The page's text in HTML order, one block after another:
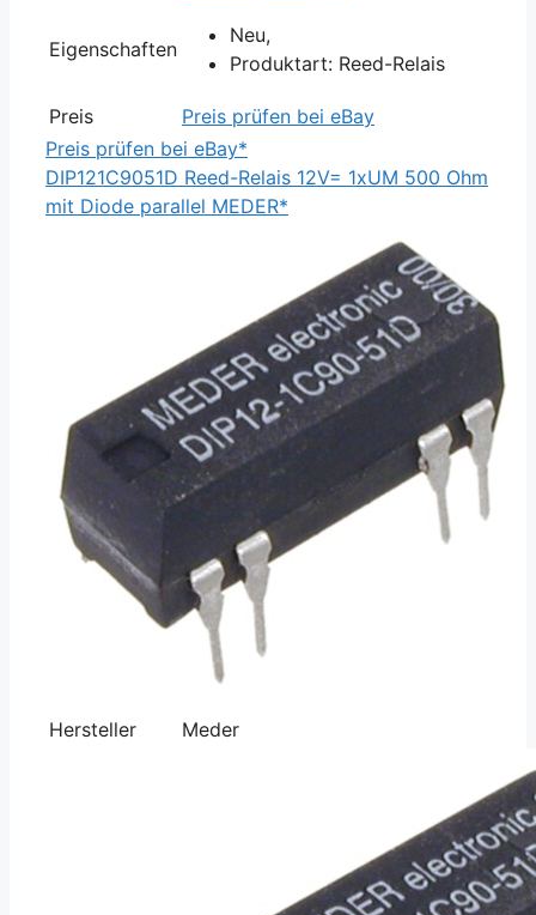
Eigenschaften
Neu,
Produktart: Reed-Relais
Preis
Preis prüfen bei eBay
Preis prüfen bei eBay*
DIP121C9051D Reed-Relais 12V= 1xUM 500 Ohm
mit Diode parallel MEDER*
Hersteller Meder